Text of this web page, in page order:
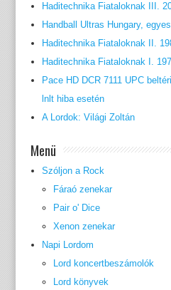
Haditechnika Fiataloknak III.
Handball Ultras Hungary,
Haditechnika Fiataloknak II.
Haditechnika Fiataloknak I.
Pace HD DCR 7111 UPC
lnlt hiba esetén
A Lordok: Világi Zoltán
Menü
Szóljon a Rock
Fáraó zenekar
Pair o' Dice
Xenon zenekar
Napi Lordom
Lord koncertbeszámolók
Lord könyvek